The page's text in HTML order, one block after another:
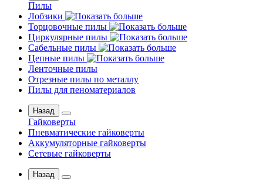
Пилы
Лобзики
Торцовочные пилы
Циркулярные пилы
Сабельные пилы
Цепные пилы
Ленточные пилы
Отрезные пилы по металлу
Пилы для пеноматериалов
Назад
Гайковерты
Пневматические гайковерты
Аккумуляторные гайковерты
Сетевые гайковерты
Назад